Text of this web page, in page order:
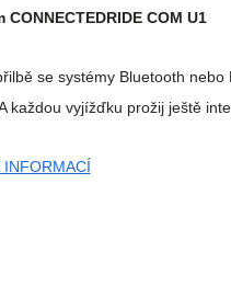
CONNECTEDRIDE COM U1
se systémy Bluetooth nebo
každou vyjížďku prožij ještě
INFORMACÍ